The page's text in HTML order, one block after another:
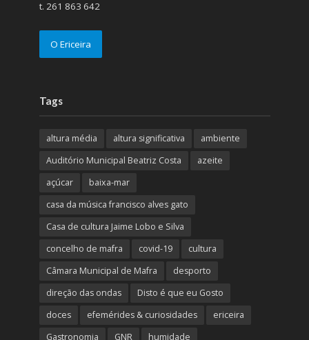
t. 261 863 642
O Ericeira
Tags
altura média altura significativa
ambiente
Auditório Municipal Beatriz Costa
azeite
açúcar
baixa-mar
casa da música francisco alves gato
Casa de cultura Jaime Lobo e Silva
concelho de mafra
covid-19
cultura
Câmara Municipal de Mafra
desporto
direção das ondas
Disto é que eu Gosto
doces
efemérides & curiosidades
ericeira
Gastronomia
GNR humidade